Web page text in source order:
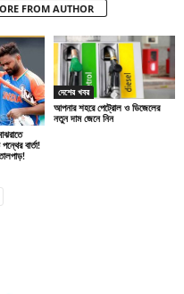
FROM AUTHOR
বার্তা!
দেশের খবর
আপনার শহরে পেট্রোল ও ডিজেলের
নতুন দাম জেনে নিন